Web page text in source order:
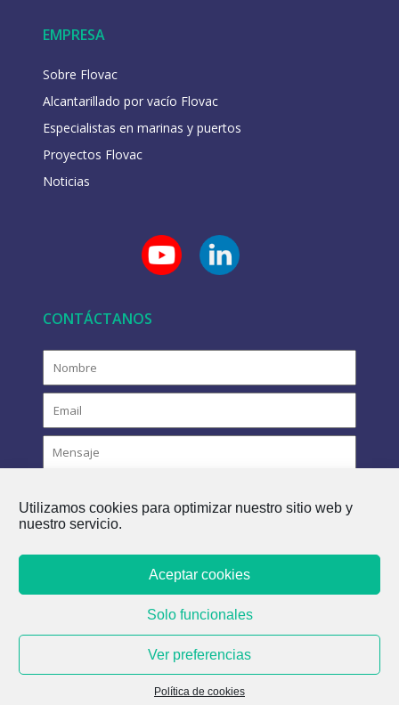
Utilizamos cookies para optimizar nuestro sitio web y
nuestro servicio.
Aceptar cookies
Solo funcionales
Ver preferencias
Política de cookies
EMPRESA
Sobre Flovac
Alcantarillado por vacío Flovac
Especialistas en marinas y puertos
Proyectos Flovac
Noticias
CONTÁCTANOS